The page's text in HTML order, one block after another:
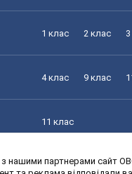
1 клас 2 клас
4 клас 9 клас
11 клас
1 клас 2 клас
нашими партнерами сайт